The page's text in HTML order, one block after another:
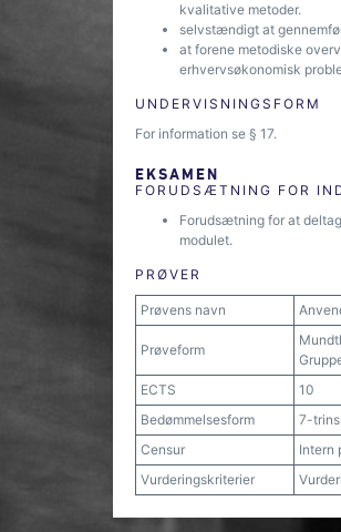
kvalitative metoder.
selvstændigt at
at forene metodiske
erhvervsøkonomisk
UNDERVISNINGSFORM
For information se § 17.
EKSAMEN
FORUDSÆTNING FOR
Forudsætning for at
modulet.
PRØVER
Prøvens navn
Prøveform
ECTS
10
Bedømmelsesform
7-
Censur
Intern
Vurderingskriterier